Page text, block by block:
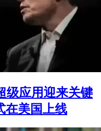
级应用迎来关键
在美国上线